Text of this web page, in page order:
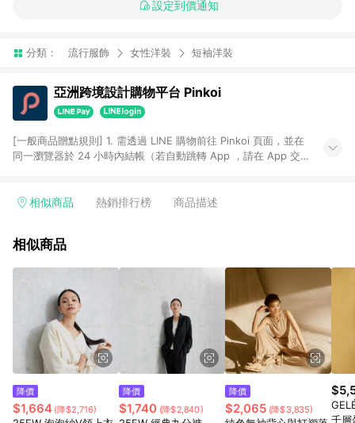
設定到價通知
分類： 流行服飾 女性洋裝 短袖洋裝
亞洲跨境設計購物平台 Pinkoi
[一般商品贈點規則] 1. 需透過 LINE 購物前往 Pinkoi 頁面，並在
同一瀏覽器於 24 小時內結帳（若自動跳轉 App ，請在 App 交
回饋訂單不得享有 Pinkoi 站方優惠，例如首購優惠，P coins，
行為，不具贈點資格，部分退款不在此限。 6. APP 請更新至
貨後 45 天後發送。 8. 群眾募資商品，禮物卡，開館保證金，補
運費，攤位費等不具贈點資格。 9. LINE 購物站上之商品規格、
顏色、價位、贈品如與 Pinkoi 商品資訊頁及購物車不符，以
Pinkoi 購物商品資訊頁及購物車標示為準。 10. 點數紅包使用規
則請以點數紅包活動說明為準。 11. 若於 LINE 購物前往 Pinkoi
頁面後才首次下載 Pinkoi APP 並完成訂單，不符合導購資格；承
上，首次下載 Pinkoi APP 後，需透過 LINE 購物前往 Pinkoi 頁
相似商品 熱銷排行榜 商品描述
相似商品
降價
$1,664 (降$2,716)
降價
$1,740 (降$2,840)
降價
$2,065 (降$3,835)
千層